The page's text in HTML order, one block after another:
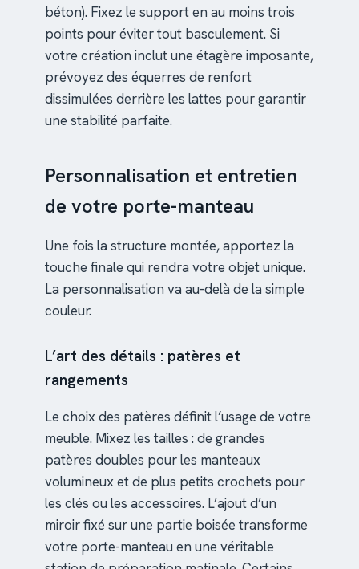
béton). Fixez le support en au moins trois
points pour éviter tout basculement. Si
votre création inclut une étagère imposante,
prévoyez des équerres de renfort
dissimulées derrière les lattes pour garantir
une stabilité parfaite.
Personnalisation et entretien
de votre porte-manteau
Une fois la structure montée, apportez la
touche finale qui rendra votre objet unique.
La personnalisation va au-delà de la simple
couleur.
L’art des détails : patères et
rangements
Le choix des patères définit l’usage de votre
meuble. Mixez les tailles : de grandes
patères doubles pour les manteaux
volumineux et de plus petits crochets pour
les clés ou les accessoires. L’ajout d’un
miroir fixé sur une partie boisée transforme
votre porte-manteau en une véritable